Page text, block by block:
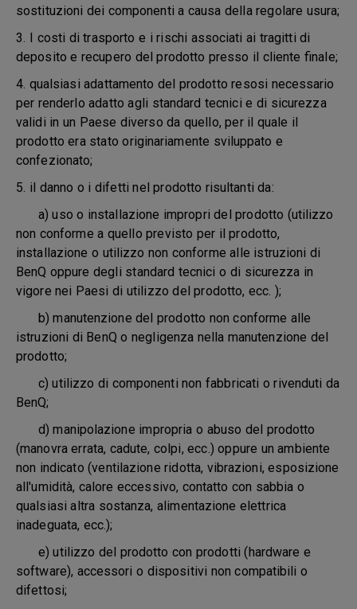
sostituzioni dei componenti a causa della regolare usura;
3. I costi di trasporto e i rischi associati ai tragitti di
deposito e recupero del prodotto presso il cliente finale;
4. qualsiasi adattamento del prodotto resosi necessario
per renderlo adatto agli standard tecnici e di sicurezza
validi in un Paese diverso da quello, per il quale il
prodotto era stato originariamente sviluppato e
confezionato;
5. il danno o i difetti nel prodotto risultanti da:
a) uso o installazione impropri del prodotto (utilizzo
non conforme a quello previsto per il prodotto,
installazione o utilizzo non conforme alle istruzioni di
BenQ oppure degli standard tecnici o di sicurezza in
vigore nei Paesi di utilizzo del prodotto, ecc. );
b) manutenzione del prodotto non conforme alle
istruzioni di BenQ o negligenza nella manutenzione del
prodotto;
c) utilizzo di componenti non fabbricati o rivenduti da
BenQ;
d) manipolazione impropria o abuso del prodotto
(manovra errata, cadute, colpi, ecc.) oppure un ambiente
non indicato (ventilazione ridotta, vibrazioni, esposizione
all'umidità, calore eccessivo, contatto con sabbia o
qualsiasi altra sostanza, alimentazione elettrica
inadeguata, ecc.);
e) utilizzo del prodotto con prodotti (hardware e
software), accessori o dispositivi non compatibili o
difettosi;